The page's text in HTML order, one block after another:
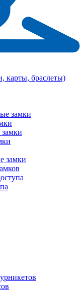
карты, браслеты)
замки
замки